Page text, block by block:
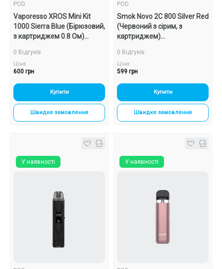
POD
Vaporesso XROS Mini Kit
1000 Sierra Blue (Бірюзовий,
з картриджем 0.8 Ом)
0 Відгуків
Ціна:
600 грн
Купити
Швидке замовлення
POD
Smok Novo 2C 800 Silver Red
(Червоний з сірим, з
картриджем)
0 Відгуків
Ціна:
599 грн
Купити
Швидке замовлення
У наявності У наявності